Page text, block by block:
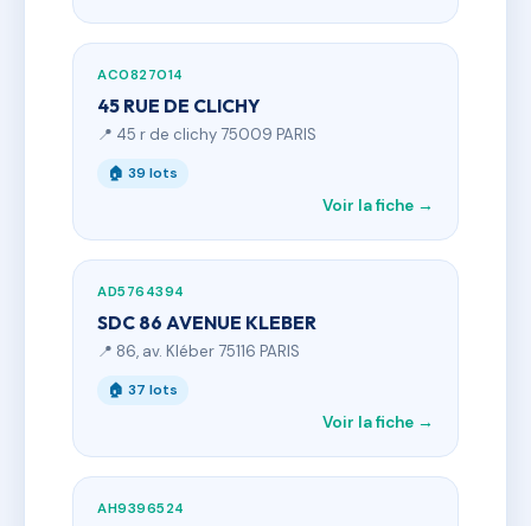
AC0827014
45 RUE DE CLICHY
📍 45 r de clichy 75009 PARIS
🏠 39 lots
Voir la fiche →
AD5764394
SDC 86 AVENUE KLEBER
📍 86, av. Kléber 75116 PARIS
🏠 37 lots
Voir la fiche →
AH9396524